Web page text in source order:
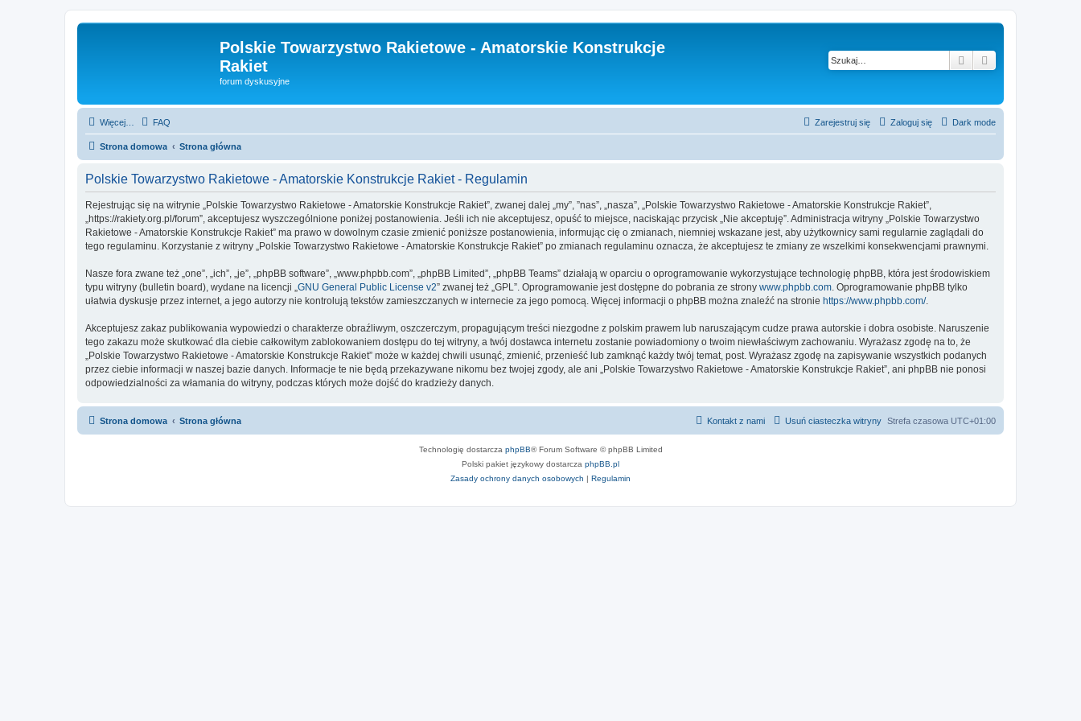
Polskie Towarzystwo Rakietowe - Amatorskie Konstrukcje
Rakiet
forum dyskusyjne
Szukaj
Więcej… Dark mode
FAQ Zaloguj się
Zarejestruj się
Strona domowa Strona główna
Polskie Towarzystwo Rakietowe - Amatorskie Konstrukcje Rakiet - Regulamin
Rejestrując się na witrynie „Polskie Towarzystwo Rakietowe - Amatorskie Konstrukcje Rakiet”, zwanej dalej „my”, ”nas”, „nasza”, „Polskie Towarzystwo Rakietowe - Amatorskie Konstrukcje Rakiet”,
„https://rakiety.org.pl/forum”, akceptujesz wyszczególnione poniżej postanowienia. Jeśli ich nie akceptujesz, opuść to miejsce, naciskając przycisk „Nie akceptuję”. Administracja witryny „Polskie Towarzystwo
Rakietowe - Amatorskie Konstrukcje Rakiet” ma prawo w dowolnym czasie zmienić poniższe postanowienia, informując cię o zmianach, niemniej wskazane jest, aby użytkownicy sami regularnie zaglądali do
tego regulaminu. Korzystanie z witryny „Polskie Towarzystwo Rakietowe - Amatorskie Konstrukcje Rakiet” po zmianach regulaminu oznacza, że akceptujesz te zmiany ze wszelkimi konsekwencjami prawnymi.
Nasze fora zwane też „one”, „ich”, „je”, „phpBB software”, „www.phpbb.com”, „phpBB Limited”, „phpBB Teams” działają w oparciu o oprogramowanie wykorzystujące technologię phpBB, która jest środowiskiem
typu witryny (bulletin board), wydane na licencji „ GNU General Public License v2” zwanej też „GPL”. Oprogramowanie jest dostępne do pobrania ze strony www.phpbb.com . Oprogramowanie phpBB tylko
ułatwia dyskusje przez internet, a jego autorzy nie kontrolują tekstów zamieszczanych w internecie za jego pomocą. Więcej informacji o phpBB można znaleźć na stronie https://www.phpbb.com/.
Akceptujesz zakaz publikowania wypowiedzi o charakterze obraźliwym, oszczerczym, propagującym treści niezgodne z polskim prawem lub naruszającym cudze prawa autorskie i dobra osobiste. Naruszenie
tego zakazu może skutkować dla ciebie całkowitym zablokowaniem dostępu do tej witryny, a twój dostawca internetu zostanie powiadomiony o twoim niewłaściwym zachowaniu. Wyrażasz zgodę na to, że
„Polskie Towarzystwo Rakietowe - Amatorskie Konstrukcje Rakiet” może w każdej chwili usunąć, zmienić, przenieść lub zamknąć każdy twój temat, post. Wyrażasz zgodę na zapisywanie wszystkich podanych
przez ciebie informacji w naszej bazie danych. Informacje te nie będą przekazywane nikomu bez twojej zgody, ale ani „Polskie Towarzystwo Rakietowe - Amatorskie Konstrukcje Rakiet”, ani phpBB nie ponosi
odpowiedzialności za włamania do witryny, podczas których może dojść do kradzieży danych.
Strona domowa Strona główna Strefa czasowa UTC+01:00
Usuń ciasteczka witryny
Kontakt z nami
Technologię dostarcza phpBB® Forum Software © phpBB Limited
Polski pakiet językowy dostarcza phpBB.pl
Zasady ochrony danych osobowych | Regulamin